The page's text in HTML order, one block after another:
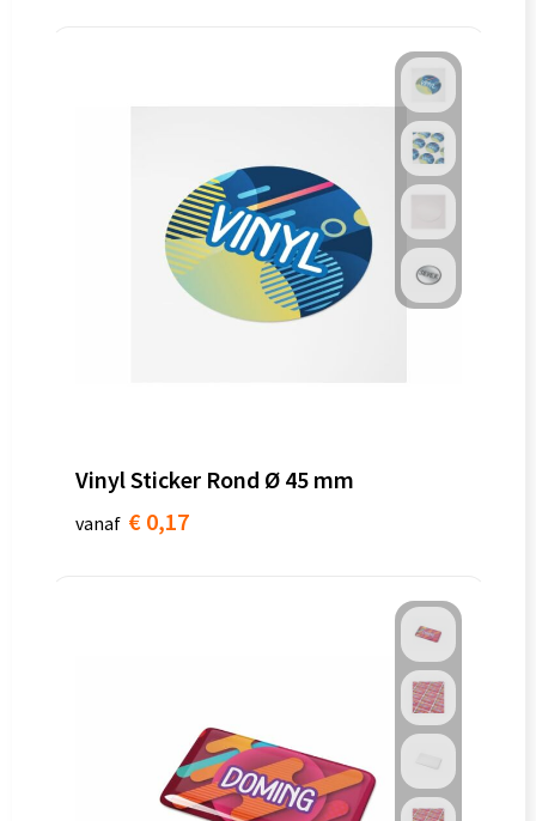
Vinyl Sticker Rond Ø 45 mm
vanaf € 0,17